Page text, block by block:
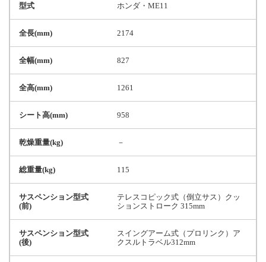
型式 ホンダ・ME11
全長(mm) 2174
全幅(mm) 827
全高(mm) 1261
シート高(mm) 958
乾燥重量(kg) －
総重量(kg) 115
サスペンション型式
(前)
テレスコピック式（倒立サス）クッ
ションストローク 315mm
サスペンション型式
(後)
スイングアーム式（プロリンク）ア
クスルトラベル312mm